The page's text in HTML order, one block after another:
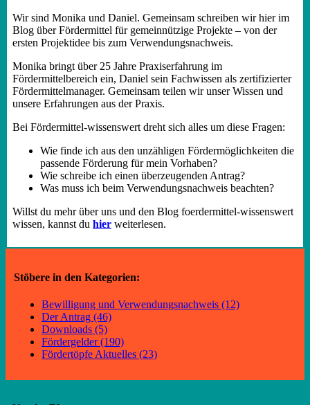
Wir sind Monika und Daniel. Gemeinsam schreiben wir hier im
Blog über Fördermittel für gemeinnützige Projekte – von der
ersten Projektidee bis zum Verwendungsnachweis.
Monika bringt über 25 Jahre Praxiserfahrung im
Fördermittelbereich ein, Daniel sein Fachwissen als zertifizierter
Fördermittelmanager. Gemeinsam teilen wir unser Wissen und
unsere Erfahrungen aus der Praxis.
Bei Fördermittel-wissenswert dreht sich alles um diese Fragen:
Wie finde ich aus den unzähligen Fördermöglichkeiten die
passende Förderung für mein Vorhaben?
Wie schreibe ich einen überzeugenden Antrag?
Was muss ich beim Verwendungsnachweis beachten?
Willst du mehr über uns und den Blog foerdermittel-wissenswert
wissen, kannst du hier weiterlesen.
Stöbere in den Kategorien:
Bewilligung und Verwendungsnachweis (12)
Der Antrag (46)
Downloads (5)
Fördergelder (190)
Fördertöpfe Aktuelles (23)